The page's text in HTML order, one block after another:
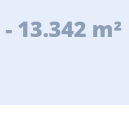
13.342 m²